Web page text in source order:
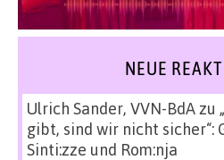
NEUE
Ulrich Sander, VVN-BdAzu
gibt, sind wir nicht sicher“:
Sinti:zze und Rom:nja